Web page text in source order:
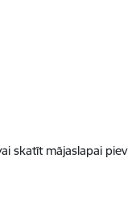
skatīt mājaslapai